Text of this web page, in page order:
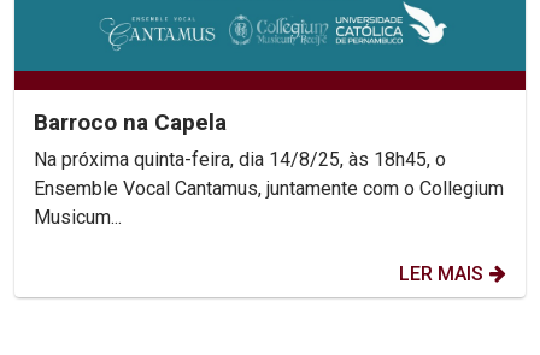
Barroco na Capela
Na próxima quinta-feira, dia 14/8/25, às 18h45, o
Ensemble Vocal Cantamus, juntamente com o Collegium
Musicum...
LER MAIS